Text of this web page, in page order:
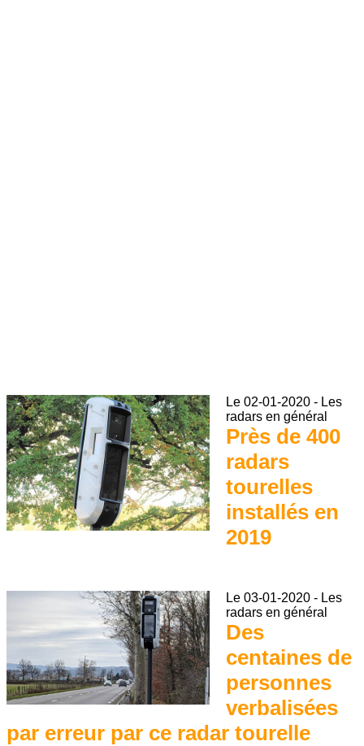
Le 02-01-2020 - Les
radars en général
Près de 400
radars
tourelles
installés en
2019
Le 03-01-2020 - Les
radars en général
Des
centaines de
personnes
verbalisées
par erreur par ce radar tourelle